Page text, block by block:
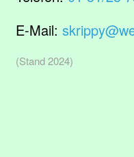
E-Mail:
(Stand 2024)